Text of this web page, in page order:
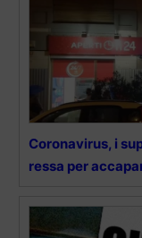
Coronavirus, i
ressa per